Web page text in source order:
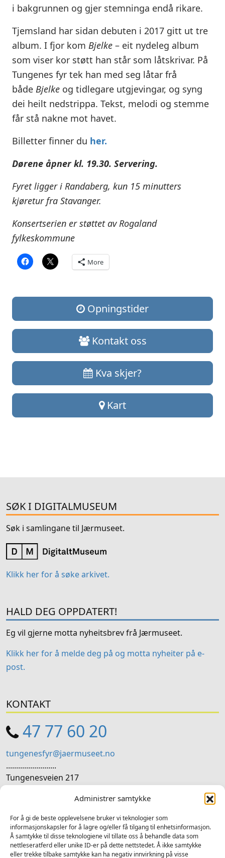
Administrer samtykke
For å gi de beste opplevelsene bruker vi teknologier som
informasjonskapsler for å lagre og/eller få tilgang til enhetsinformasjon.
Å samtykke til disse teknologiene vil tillate oss å behandle data som
nettleseratferd eller unike ID-er på dette nettstedet. Å ikke samtykke
eller trekke tilbake samtykke kan ha negativ innvirkning på visse
i bakgrunnen og gjer stemninga endå rikare.
Tjemsland har sidan debuten i 2017 gitt ut tre
album. I fjor kom Bjelke – eit nydeleg album
som viser kor støtt han står som låtskrivar. På
Tungenes fyr tek han med seg låtar frå
både Bjelke og tidlegare utgjevingar, og syng
dei heilt nedstrippa. Tekst, melodi og stemme
får stå nakne mot havet.
Billetter finner du her.
Dørene åpner kl. 19.30. Servering.
Fyret ligger i Randaberg, kun 15 minutters
kjøretur fra Stavanger.
Konsertserien er støttet av Rogaland
fylkeskommune
More
Opningstider
Kontakt oss
Kva skjer?
Kart
SØK I DIGITALMUSEUM
Søk i samlingane til Jærmuseet.
Klikk her for å søke arkivet.
HALD DEG OPPDATERT!
Eg vil gjerne motta nyheitsbrev frå Jærmuseet.
Klikk her for å melde deg på og motta nyheiter på e-
post.
KONTAKT
47 77 60 20
tungenesfyr@jaermuseet.no
.........................
Tungenesveien 217
SOSIALE MEDIER
Følg oss på sosiale medium for nyheiter og tilbod